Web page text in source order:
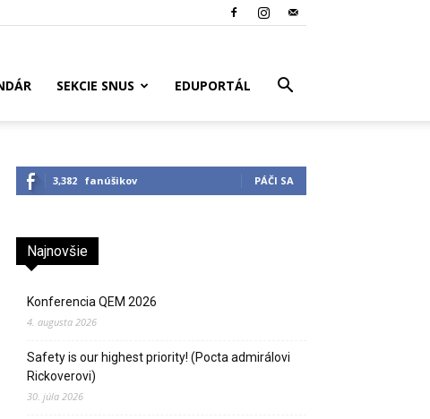
SEKCIE SNUS EDUPORTÁL
3,382 fanúšikov PÁČI SA
Najnovšie
Konferencia QEM 2026
4. augusta 2026
Safety is our highest priority! (Pocta admirálovi
Rickoverovi)
30. júla 2026